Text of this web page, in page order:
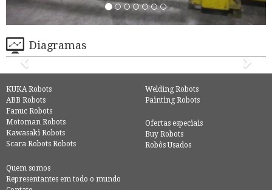
Diagramas
KUKA Robots
ABB Robots
Fanuc Robots
Motoman Robots
Kawasaki Robots
Scara Robots Robots
Welding Robots
Painting Robots
Ofertas especiais
Buy Robots
Robôs Usados
Quem somos
Representantes em todo o mundo